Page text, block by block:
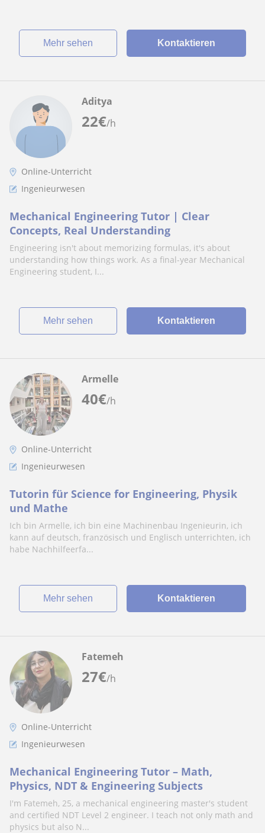
Mehr sehen Kontaktieren
22€/h
Aditya
Online-Unterricht
Ingenieurwesen
Mechanical Engineering Tutor | Clear
Concepts, Real Understanding
Engineering isn't about memorizing formulas, it's about
understanding how things work. As a final-year Mechanical
Engineering student, I...
Mehr sehen Kontaktieren
40€/h
Armelle
Online-Unterricht
Ingenieurwesen
Tutorin für Science for Engineering, Physik
und Mathe
Ich bin Armelle, ich bin eine Machinenbau Ingenieurin, ich
kann auf deutsch, französisch und Englisch unterrichten, ich
habe Nachhilfeerfa...
Mehr sehen Kontaktieren
27€/h
Fatemeh
Online-Unterricht
Ingenieurwesen
Mechanical Engineering Tutor – Math,
Physics, NDT & Engineering Subjects
I'm Fatemeh, 25, a mechanical engineering master's student
and certified NDT Level 2 engineer. I teach not only math and
physics but also N...